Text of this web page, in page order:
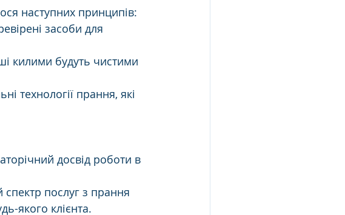
наступних принципів:
засоби для
килими будуть чистими
технології прання, які
досвід роботи в
послуг з прання
якого клієнта.